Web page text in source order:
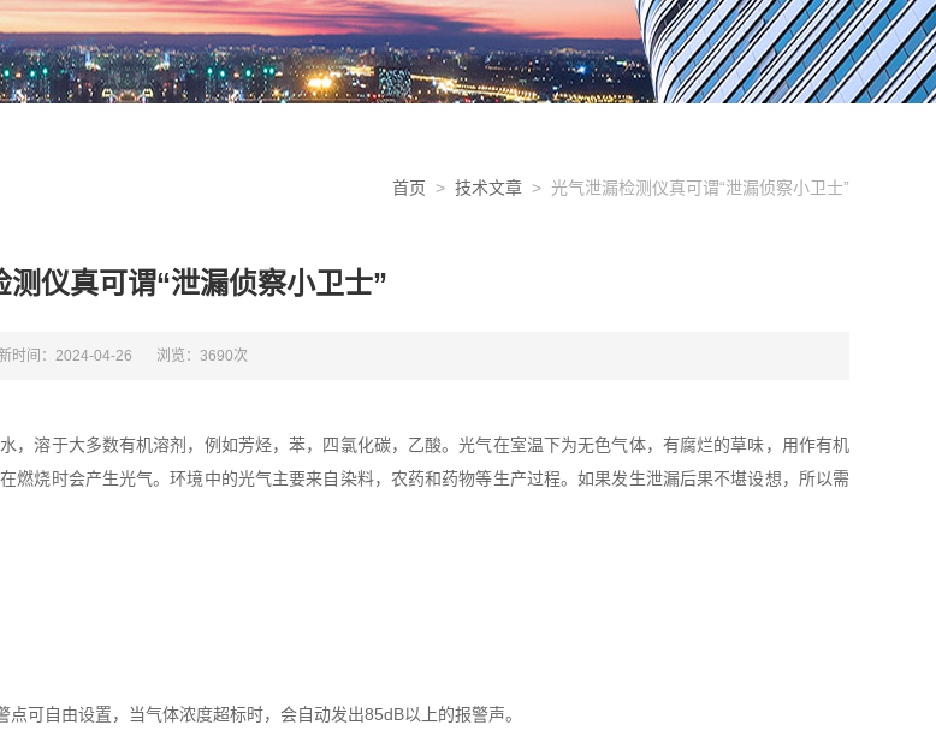
首页 > 技术文章 > 光气泄漏检测仪真可谓“泄漏侦察小卫士”
测仪真可谓“泄漏侦察小卫士”
时间：2024-04-26 浏览：3690次
溶于大多数有机溶剂，例如芳烃，苯，四氯化碳，乙酸。光气在室温下为无色气体，有腐烂的草味，用作有机
烧时会产生光气。环境中的光气主要来自染料，农药和药物等生产过程。如果发生泄漏后果不堪设想，所以需
自由设置，当气体浓度超标时，会自动发出85dB以上的报警声。